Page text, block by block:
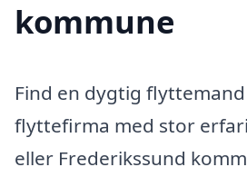
kommune
Find en dygtig
flyttefirma med stor
eller Frederikssund